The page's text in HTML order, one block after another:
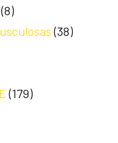
(8)
(38)
(179)